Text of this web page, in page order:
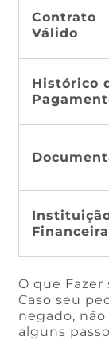
Contrato
Válido
Histórico
Financeira
O que
Caso seu
negado,
alguns